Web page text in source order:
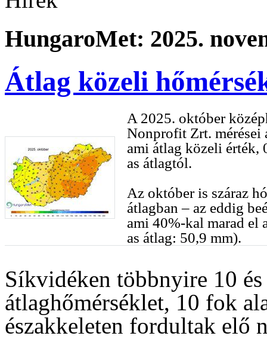
HungaroMet: 2025.
Átlag közeli
A 2025. október
Nonprofit Zrt. mérései
ami átlag közeli érték,
as átlagtól.
Az október is száraz
átlagban – az eddig
ami 40%-kal marad el
as átlag: 50,9 mm).
Síkvidéken többnyire 10
átlaghőmérséklet, 10 fok
északkeleten fordultak elő